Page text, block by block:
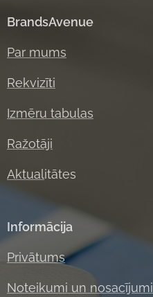
BrandsAvenue
Par mums
Rekvizīti
Izmēru tabulas
Ražotāji
Aktualitātes
Informācija
Privātums
Noteikumi un nosacījumi